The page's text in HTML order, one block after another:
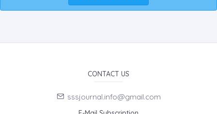
CONTACT US
sssjournal.info@gmail.com